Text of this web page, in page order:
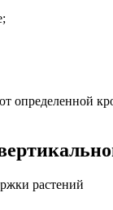
определенной
растений